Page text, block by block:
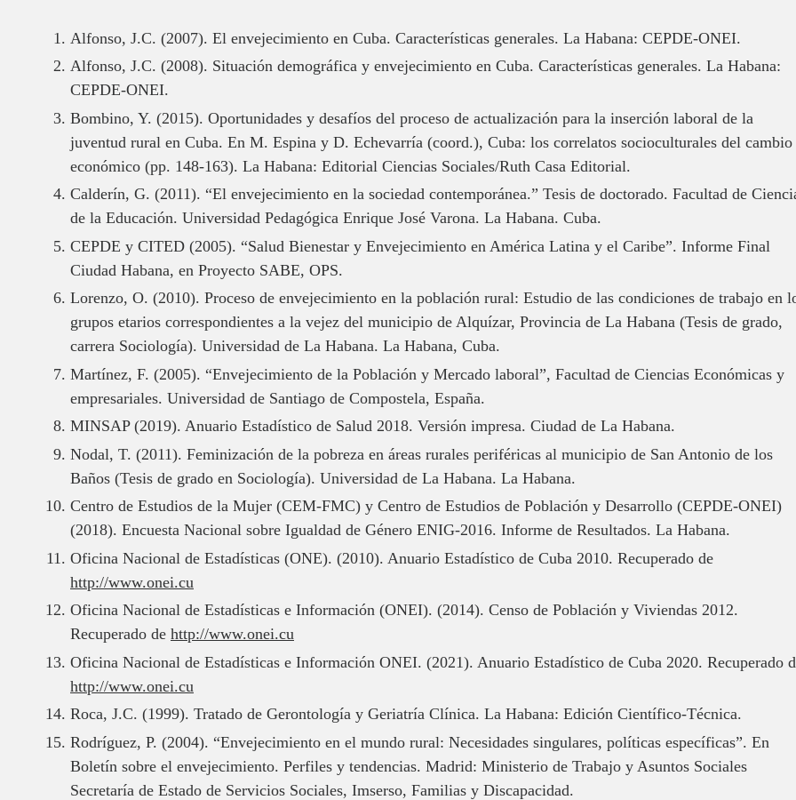
Alfonso, J.C. (2007). El envejecimiento en Cuba. Características generales. La Habana: CEPDE-ONEI.
Alfonso, J.C. (2008). Situación demográfica y envejecimiento en Cuba. Características generales. La Habana:
CEPDE-ONEI.
Bombino, Y. (2015). Oportunidades y desafíos del proceso de actualización para la inserción laboral de la
juventud rural en Cuba. En M. Espina y D. Echevarría (coord.), Cuba: los correlatos socioculturales del cambio
económico (pp. 148-163). La Habana: Editorial Ciencias Sociales/Ruth Casa Editorial.
Calderín, G. (2011). “El envejecimiento en la sociedad contemporánea.” Tesis de doctorado. Facultad de
de la Educación. Universidad Pedagógica Enrique José Varona. La Habana. Cuba.
CEPDE y CITED (2005). “Salud Bienestar y Envejecimiento en América Latina y el Caribe”. Informe Final
Ciudad Habana, en Proyecto SABE, OPS.
Lorenzo, O. (2010). Proceso de envejecimiento en la población rural: Estudio de las condiciones de trabajo en
grupos etarios correspondientes a la vejez del municipio de Alquízar, Provincia de La Habana (Tesis de grado,
carrera Sociología). Universidad de La Habana. La Habana, Cuba.
Martínez, F. (2005). “Envejecimiento de la Población y Mercado laboral”, Facultad de Ciencias Económicas y
empresariales. Universidad de Santiago de Compostela, España.
MINSAP (2019). Anuario Estadístico de Salud 2018. Versión impresa. Ciudad de La Habana.
Nodal, T. (2011). Feminización de la pobreza en áreas rurales periféricas al municipio de San Antonio de los
Baños (Tesis de grado en Sociología). Universidad de La Habana. La Habana.
Centro de Estudios de la Mujer (CEM-FMC) y Centro de Estudios de Población y Desarrollo (CEPDE-ONEI)
(2018). Encuesta Nacional sobre Igualdad de Género ENIG-2016. Informe de Resultados. La Habana.
Oficina Nacional de Estadísticas (ONE). (2010). Anuario Estadístico de Cuba 2010. Recuperado de
http://www.onei.cu
Oficina Nacional de Estadísticas e Información (ONEI). (2014). Censo de Población y Viviendas 2012.
Recuperado de http://www.onei.cu
Oficina Nacional de Estadísticas e Información ONEI. (2021). Anuario Estadístico de Cuba 2020. Recuperado
http://www.onei.cu
Roca, J.C. (1999). Tratado de Gerontología y Geriatría Clínica. La Habana: Edición Científico-Técnica.
Rodríguez, P. (2004). “Envejecimiento en el mundo rural: Necesidades singulares, políticas específicas”. En
Boletín sobre el envejecimiento. Perfiles y tendencias. Madrid: Ministerio de Trabajo y Asuntos Sociales
Secretaría de Estado de Servicios Sociales, Imserso, Familias y Discapacidad.